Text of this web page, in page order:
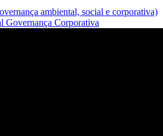
ambiental, social e corporativa)
Governança Corporativa